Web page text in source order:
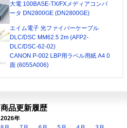
大電 100BASE-TX/FXメディアコンバ
ータ DN2800GE (DN2800GE)
エイム電子 光ファイバーケーブル
DLC/DSC MM62.5 2m (AFP2-
DLC/DSC-62-02)
CANON P-002 LBP用ラベル用紙 A4 0
面 (6055A006)
商品更新履歴
2026年